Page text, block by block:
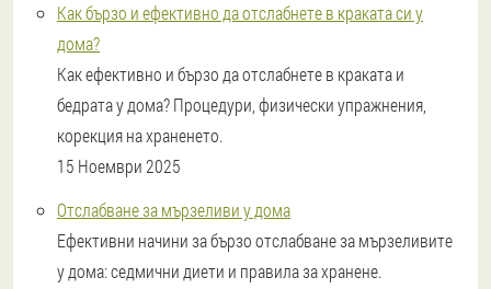
Как бързо и ефективно да отслабнете в краката си у
дома?
Как ефективно и бързо да отслабнете в краката и
бедрата у дома? Процедури, физически упражнения,
корекция на храненето.
15 Ноември 2025
Отслабване за мързеливи у дома
Ефективни начини за бързо отслабване за мързеливите
у дома: седмични диети и правила за хранене.